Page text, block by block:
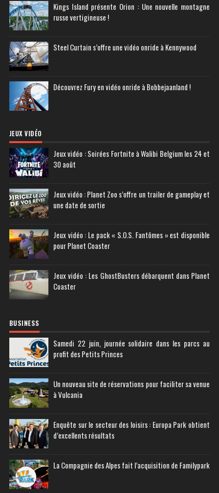
Kings Island présente Orion : Une nouvelle montagne
russe vertigineuse !
Steel Curtain s’offre une vidéo onride à Kennywood
Découvrez Fury en vidéo onride à Bobbejaanland !
JEUX VIDÉO
Jeux vidéo : Soirées Fortnite à Walibi Belgium les 24 et
30 août
Jeux vidéo : Planet Zoo s’offre un trailer de gameplay et
une date de sortie
Jeux vidéo : Le pack « S.O.S. Fantômes » est disponible
pour Planet Coaster
Jeux vidéo : Les GhostBusters débarquent dans Planet
Coaster
BUSINESS
Samedi 22 juin, journée solidaire dans les parcs au
profit des Petits Princes
Un nouveau site de réservations pour faciliter sa venue
à Vulcania
Enquête sur le secteur des loisirs : Europa Park obtient
d’excellents résultats
La Compagnie des Alpes fait l’acquisition de Familypark